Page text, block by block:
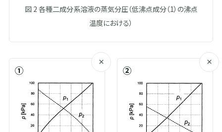
図 2 各種二成分系溶液の蒸気分圧（低沸点成分（1）の沸点
温度における）
①
×
②
×